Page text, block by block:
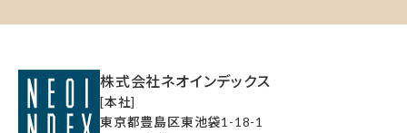
株式会社ネオインデックス
[本社]
東京都豊島区東池袋1-18-1